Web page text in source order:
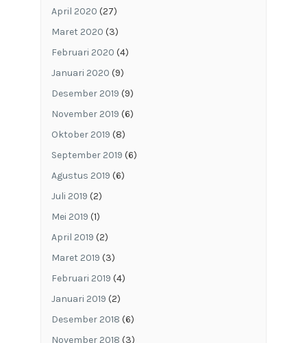
April 2020 (27)
Maret 2020 (3)
Februari 2020 (4)
Januari 2020 (9)
Desember 2019 (9)
November 2019 (6)
Oktober 2019 (8)
September 2019 (6)
Agustus 2019 (6)
Juli 2019 (2)
Mei 2019 (1)
April 2019 (2)
Maret 2019 (3)
Februari 2019 (4)
Januari 2019 (2)
Desember 2018 (6)
November 2018 (3)